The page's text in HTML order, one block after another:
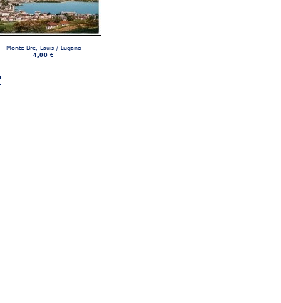
Monte Bré, Lauis / Lugano
4,00 €